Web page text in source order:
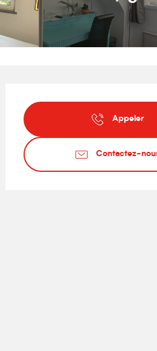
Ouverture et
Appeler
Contactez-